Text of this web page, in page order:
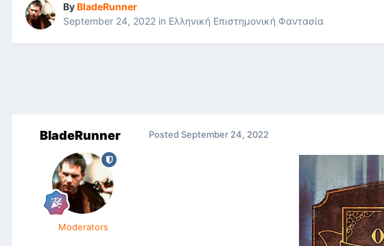
ByBladeRunner
September 24, 2022 in Ελληνική Επιστημονική Φαντασία
BladeRunner
Moderators
Posted September 24, 2022